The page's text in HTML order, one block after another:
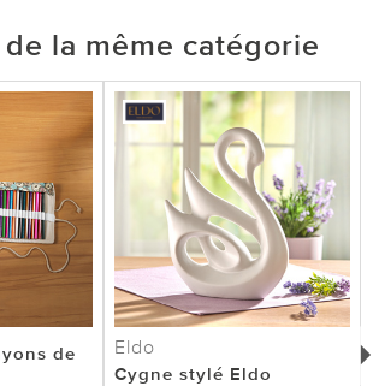
la même catégorie
de
Eldo
Cygne stylé Eldo